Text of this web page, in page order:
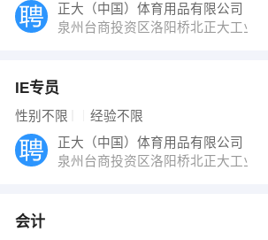
正大（中国）体育用品有限公司
泉州台商投资区洛阳桥北正大工业园
IE专员
性别不限 经验不限
正大（中国）体育用品有限公司
泉州台商投资区洛阳桥北正大工业园
会计